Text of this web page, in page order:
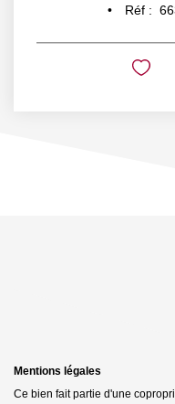
Réf :
Mentions légales
Ce bien fait partie d'une